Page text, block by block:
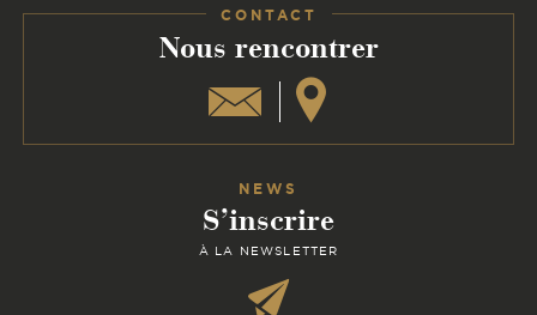
CONTACT
Nous rencontrer
NEWS
S’inscrire
À LA NEWSLETTER